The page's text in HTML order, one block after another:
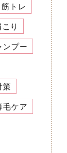
筋トレ
り
ンプー
策
毛ケア